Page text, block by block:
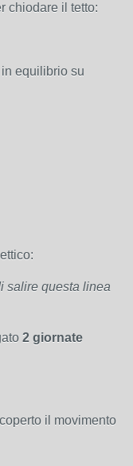
chiodare il tetto:
equilibrio su
salire questa linea
2 giornate
il movimento